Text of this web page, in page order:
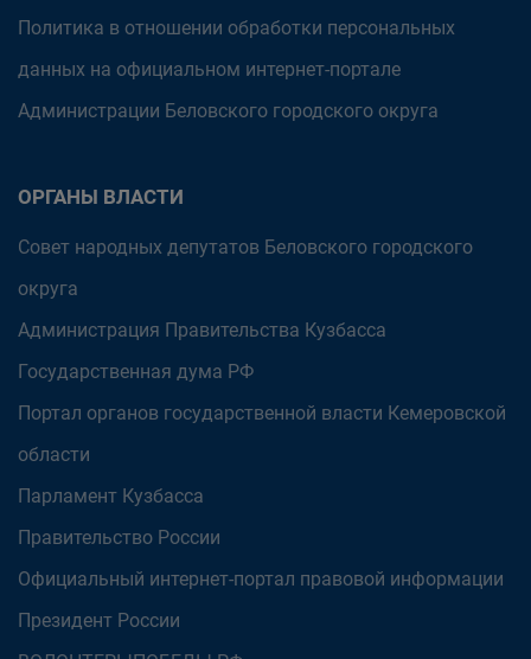
Политика в отношении обработки персональных
данных на официальном интернет-портале
Администрации Беловского городского округа
ОРГАНЫ ВЛАСТИ
Совет народных депутатов Беловского городского
округа
Администрация Правительства Кузбасса
Государственная дума РФ
Портал органов государственной власти Кемеровской
области
Парламент Кузбасса
Правительство России
Официальный интернет-портал правовой информации
Президент России